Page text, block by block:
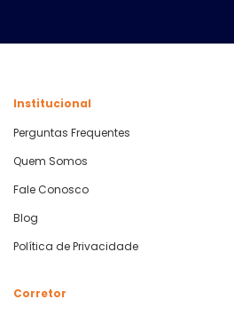
Institucional
Perguntas Frequentes
Quem Somos
Fale Conosco
Blog
Política de Privacidade
Corretor